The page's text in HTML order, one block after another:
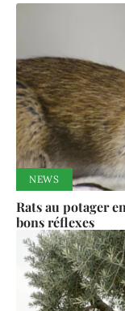
NEWS
Rats au potager
bons réflexes